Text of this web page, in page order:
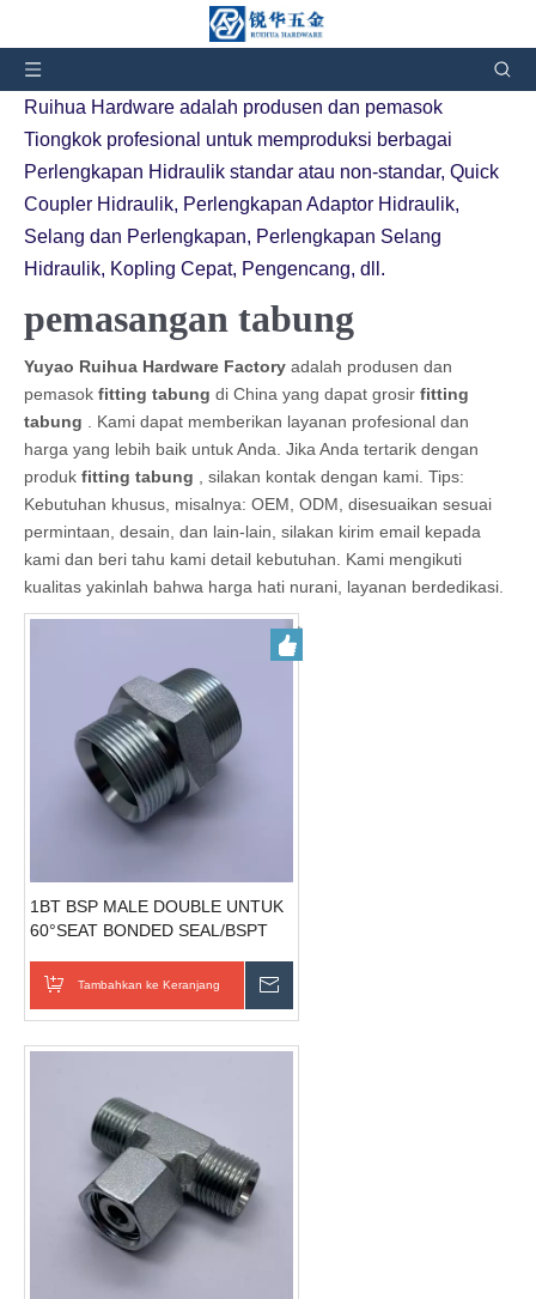
» Produk »
Ruihua Hardware adalah produsen dan pemasok
Tiongkok profesional untuk memproduksi berbagai
Perlengkapan Hidraulik standar atau non-standar, Quick
Coupler Hidraulik, Perlengkapan Adaptor Hidraulik,
Selang dan Perlengkapan, Perlengkapan Selang
Hidraulik, Kopling Cepat, Pengencang, dll.
pemasangan tabung
Yuyao Ruihua Hardware Factory adalah produsen dan
pemasok fitting tabung di China yang dapat grosir fitting
tabung
. Kami dapat memberikan layanan profesional dan
harga yang lebih baik untuk Anda. Jika Anda tertarik dengan
produk fitting tabung
, silakan kontak dengan kami. Tips:
Kebutuhan khusus, misalnya: OEM, ODM, disesuaikan sesuai
permintaan, desain, dan lain-lain, silakan kirim email kepada
kami dan beri tahu kami detail kebutuhan. Kami mengikuti
kualitas yakinlah bahwa harga hati nurani, layanan berdedikasi.
1BT BSP MALE DOUBLE UNTUK
60°SEAT BONDED SEAL/BSPT
Tambahkan ke Keranjang